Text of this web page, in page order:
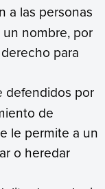
a las personas
nombre, por
para
defendidos por
de
le permite a un
o heredar